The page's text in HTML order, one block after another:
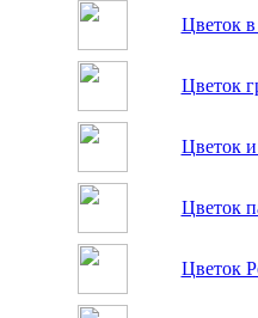
Цветок
Цветок
Цветок и
Цветок
Цветок